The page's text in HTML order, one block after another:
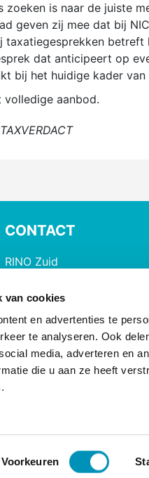
van cookies
en advertenties te
te analyseren. Ook
media, adverteren en
die u aan ze heeft
Voorkeuren
zoeken is naar de juiste
geven zij mee dat bij
taxatiegesprekken betreft
dat anticipeert op
bij het huidige kader
aanbod.
CONTACT
RINO Zuid
085 - 890 2200
opleiding@rinozuid.nl
nascholing@rinozuid.nl